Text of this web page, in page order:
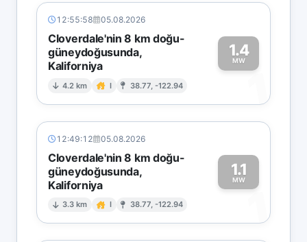
12:55:58 05.08.2026
Cloverdale'nin 8 km doğu-
güneydoğusunda,
Kaliforniya
4.2 km I 38.77, -122.94
1.4
MW
1
12:49:12 05.08.2026
Cloverdale'nin 8 km doğu-
güneydoğusunda,
Kaliforniya
3.3 km I 38.77, -122.94
1.1
MW
1